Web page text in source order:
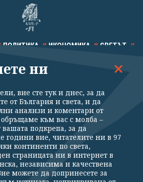
ПОЛИТИКА ИКОНОМИКА СВЕТЪТ
ТЕХНОЛОГИИ КАЛЕЙДОСКОП
Политика за поверителност
Контакти
За Клуб Z
Подкрепете ни
ни
вие сте тук и днес, за да
от България и света, и да
анализи и коментари от
обръщаме към вас с молба –
подкрепа, за да
години вие, читателите ни в 97
континенти по света,
страницата ни в интернет в
независима и качествена
можете да допринесете за